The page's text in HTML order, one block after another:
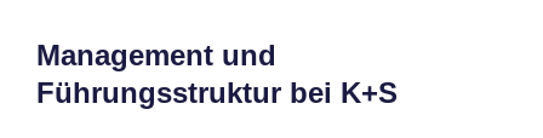
Management und
Führungsstruktur bei K+S